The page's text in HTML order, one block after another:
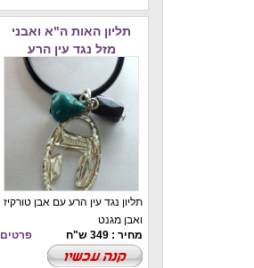
תליון האות ה"א ואבני
מזל נגד עין הרע
תליון נגד עין הרע עם אבן טורקיז
ואבן מגנט
מחיר : 349 ש"ח
פרטים